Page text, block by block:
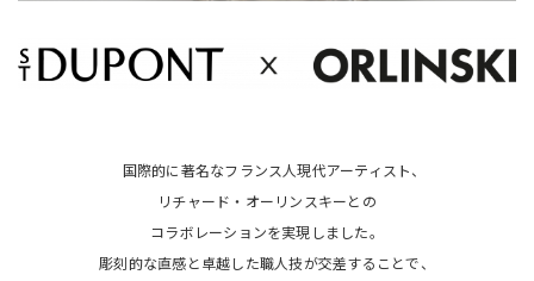
国際的に著名なフランス人現代アーティスト、
リチャード・オーリンスキーとの
コラボレーションを実現しました。
彫刻的な直感と卓越した職人技が交差することで、